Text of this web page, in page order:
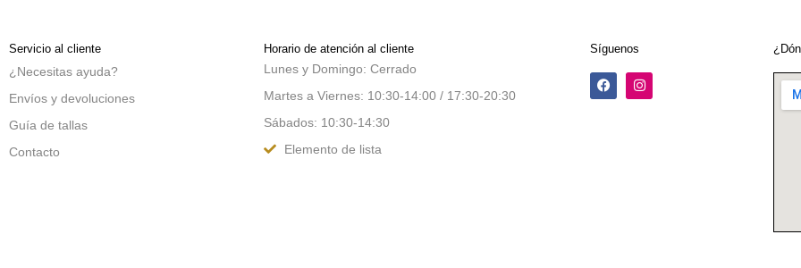
Servicio al cliente
¿Necesitas ayuda?
Envíos y devoluciones
Guía de tallas
Contacto
Horario de atención al cliente
Lunes y Domingo: Cerrado
Martes a Viernes: 10:30-14:00 / 17:30-20:30
Sábados: 10:30-14:30
Elemento de lista
Síguenos